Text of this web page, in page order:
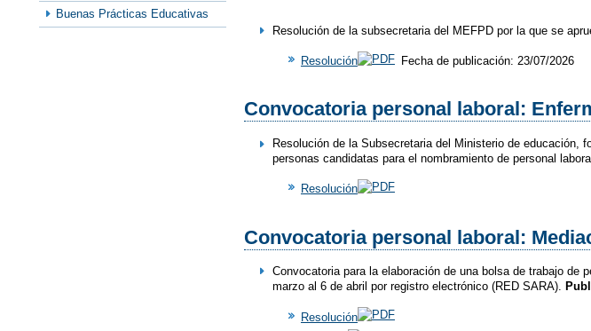
Buenas Prácticas Educativas
Resolución de la subsecretaria del MEFPD por la que se
Resolución Fecha de publicación: 23/07/2026
Convocatoria personal laboral:
Resolución de la Subsecretaria del Ministerio de educación,
personas candidatas para el nombramiento de personal
Resolución
Convocatoria personal laboral:
Convocatoria para la elaboración de una bolsa de trabajo de
marzo al 6 de abril por registro electrónico (RED SARA).
Resolución